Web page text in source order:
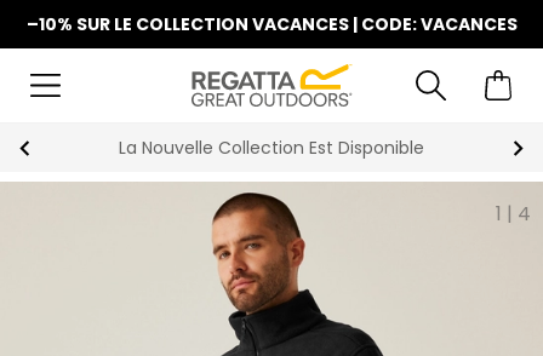
–10% SUR LE COLLECTION VACANCES | CODE: VACANCES
La Nouvelle Collection Est Disponible
1 | 4